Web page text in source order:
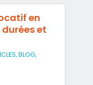
en
durées et
,BLOG,